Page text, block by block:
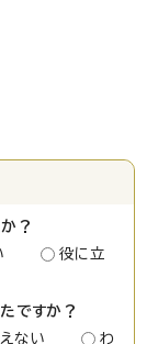
？
役に立
ですか？
えない
わ